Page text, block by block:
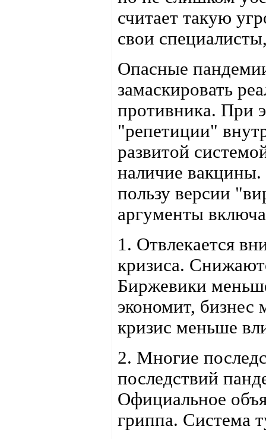
считает такую
свои
Опасные
замаскировать
противника. При
"репетиции"
развитой
наличие вакцины.
пользу версии
аргументы
1. Отвлекается
кризиса.
Биржевики
экономит,
кризис меньше
2. Многие
последствий
Официальное
гриппа. Система